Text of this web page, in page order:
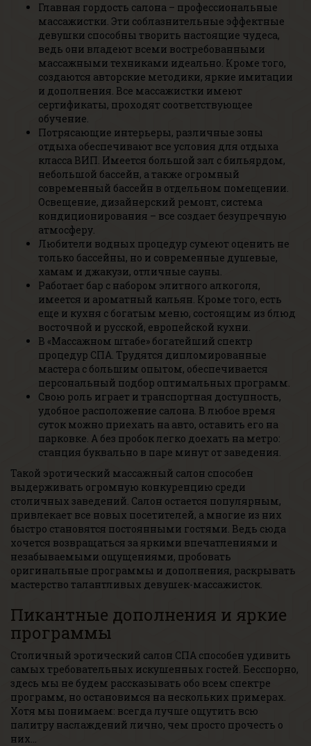
Главная гордость салона – профессиональные
массажистки. Эти соблазнительные эффектные
девушки способны творить настоящие чудеса,
ведь они владеют всеми востребованными
массажными техниками идеально. Кроме того,
создаются авторские методики, яркие имитации
и дополнения. Все массажистки имеют
сертификаты, проходят соответствующее
обучение.
Потрясающие интерьеры, различные зоны
отдыха обеспечивают все условия для отдыха
класса ВИП. Имеется большой зал с бильярдом,
небольшой бассейн, а также огромный
современный бассейн в отдельном помещении.
Освещение, дизайнерский ремонт, система
кондиционирования – все создает безупречную
атмосферу.
Любители водных процедур сумеют оценить не
только бассейны, но и современные душевые,
хамам и джакузи, отличные сауны.
Работает бар с набором элитного алкоголя,
имеется и ароматный кальян. Кроме того, есть
еще и кухня с богатым меню, состоящим из блюд
восточной и русской, европейской кухни.
В «Массажном штабе» богатейший спектр
процедур СПА. Трудятся дипломированные
мастера с большим опытом, обеспечивается
персональный подбор оптимальных программ.
Свою роль играет и транспортная доступность,
удобное расположение салона. В любое время
суток можно приехать на авто, оставить его на
парковке. А без пробок легко доехать на метро:
станция буквально в паре минут от заведения.
Такой эротический массажный салон способен
выдерживать огромную конкуренцию среди
столичных заведений. Салон остается популярным,
привлекает все новых посетителей, а многие из них
быстро становятся постоянными гостями. Ведь сюда
хочется возвращаться за яркими впечатлениями и
незабываемыми ощущениями, пробовать
оригинальные программы и дополнения, раскрывать
мастерство талантливых девушек-массажисток.
Пикантные дополнения и яркие
программы
Столичный эротический салон СПА способен удивить
самых требовательных искушенных гостей. Бесспорно,
здесь мы не будем рассказывать обо всем спектре
программ, но остановимся на нескольких примерах.
Хотя мы понимаем: всегда лучше ощутить всю
палитру наслаждений лично, чем просто прочесть о
них…